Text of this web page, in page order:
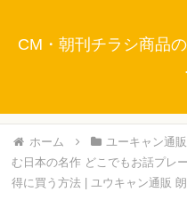
CM・朝刊チラシ商品
ホーム ユーキャン通
む日本の名作 どこでもお話プレ
得に買う方法 | ユウキャン通販